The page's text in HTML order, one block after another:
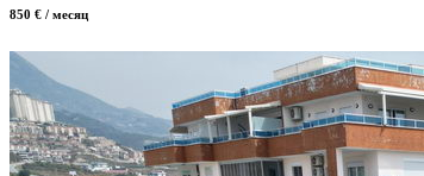
850 € / месяц